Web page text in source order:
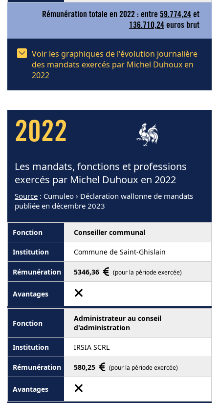
Rémunération totale en 2022 : entre 59.774,24 et
136.710,24 euros brut
Voir les graphiques de l'évolution journalière
des mandats exercés par Michel Duhoux en
2022
2022
Les mandats, fonctions et professions
exercés par Michel Duhoux en 2022
Source : Cumuleo › Déclaration wallonne de mandats
publiée en décembre 2023
Conseiller communal
Commune de Saint-Ghislain
5346,36 (pour la période exercée)
Administrateur au conseil
d'administration
IRSIA SCRL
580,25 (pour la période exercée)